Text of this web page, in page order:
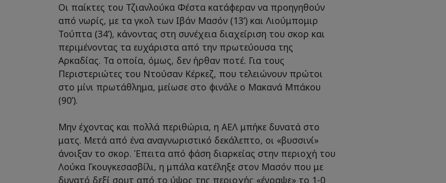
Οι παίκτες του Τζιανλούκα Φέστα κατάφεραν να προηγηθούν
από νωρίς, με τα γκολ των Ιβάν Μασόν (13’) και Λιούμπομιρ
Τούπτα (34’), κάνοντας στη συνέχεια διαχείριση του σκορ και
περιμένοντας τα ευχάριστα από την πρωτεύουσα της
Αρκαδίας. Τα οποία, όμως, δεν ήρθαν ποτέ. Για τους
Περιστεριώτες του Ντούσαν Κέρκεζ, που τελειώνουν πρώτοι
στο μίνι πρωτάθλημα, μείωσε στο φινάλε ο Μακανά Μπάκου
(90’).
Μην έχοντας και πολλά περιθώρια, η ΑΕΛ μπήκε δυνατά στο
ματς. Μετά από ένα αναγνωριστικό δεκάλεπτο, οι «βυσσινί»
άνοιξαν το σκορ. Έπειτα από φάση διαρκείας στην περιοχή του
Λούκα Γκουγκεσασβίλι, η μπάλα κατέληξε στον Μασόν που με
δυνατό δεξί σουτ από το ύψος της περιοχής «έγραψε» το 1-0